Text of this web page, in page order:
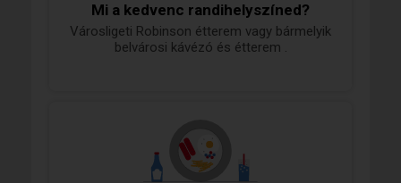
Mi a kedvenc randihelyszíned?
Városligeti Robinson étterem vagy bármelyik
belvárosi kávézó és étterem .